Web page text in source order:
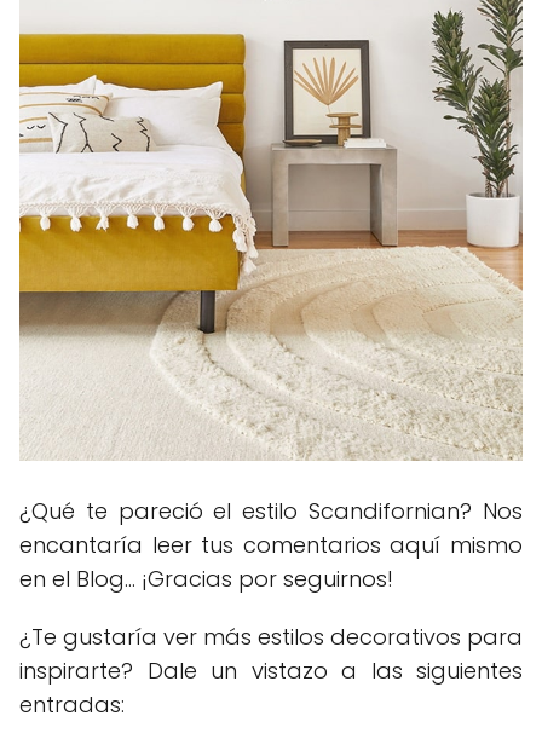
¿Qué te pareció el estilo Scandifornian? Nos
encantaría leer tus comentarios aquí mismo
en el Blog... ¡Gracias por seguirnos!
¿Te gustaría ver más estilos decorativos para
inspirarte? Dale un vistazo a las siguientes
entradas: